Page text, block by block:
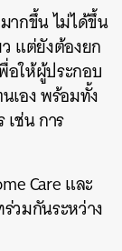
ากขึ้น ไม่ได้ขึ้น
แต่ยังต้องยก
ให้ผู้ประกอบ
เอง พร้อมทั้ง
ช่น การ
Care และ
วมกันระหว่าง